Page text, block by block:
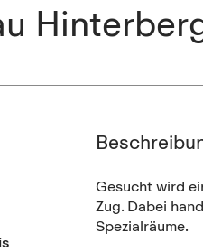
Gesucht wird
Zug. Dabei
Spezialräume.